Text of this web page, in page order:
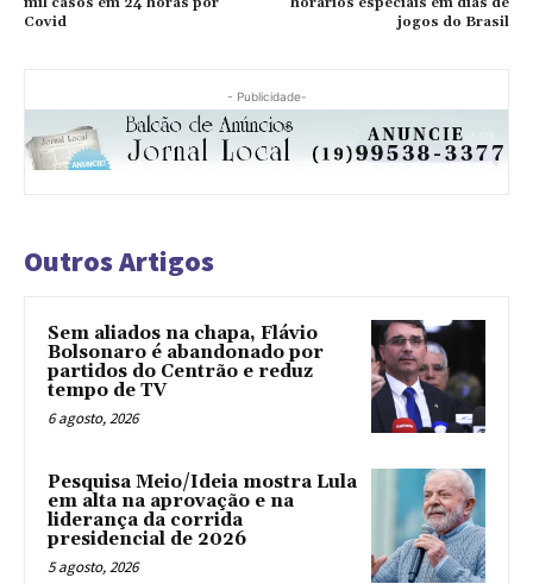
Covid
jogos do Brasil
- Publicidade-
Outros Artigos
Sem aliados na chapa, Flávio
Bolsonaro é abandonado por
partidos do Centrão e reduz
tempo de TV
6 agosto, 2026
Pesquisa Meio/Ideia mostra Lula
em alta na aprovação e na
liderança da corrida
presidencial de 2026
5 agosto, 2026